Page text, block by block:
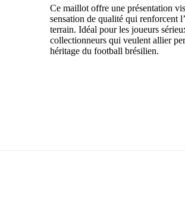
Ce maillot offre une présentation
sensation de qualité qui renforcent
terrain. Idéal pour les joueurs
collectionneurs qui veulent allier
héritage du football brésilien.